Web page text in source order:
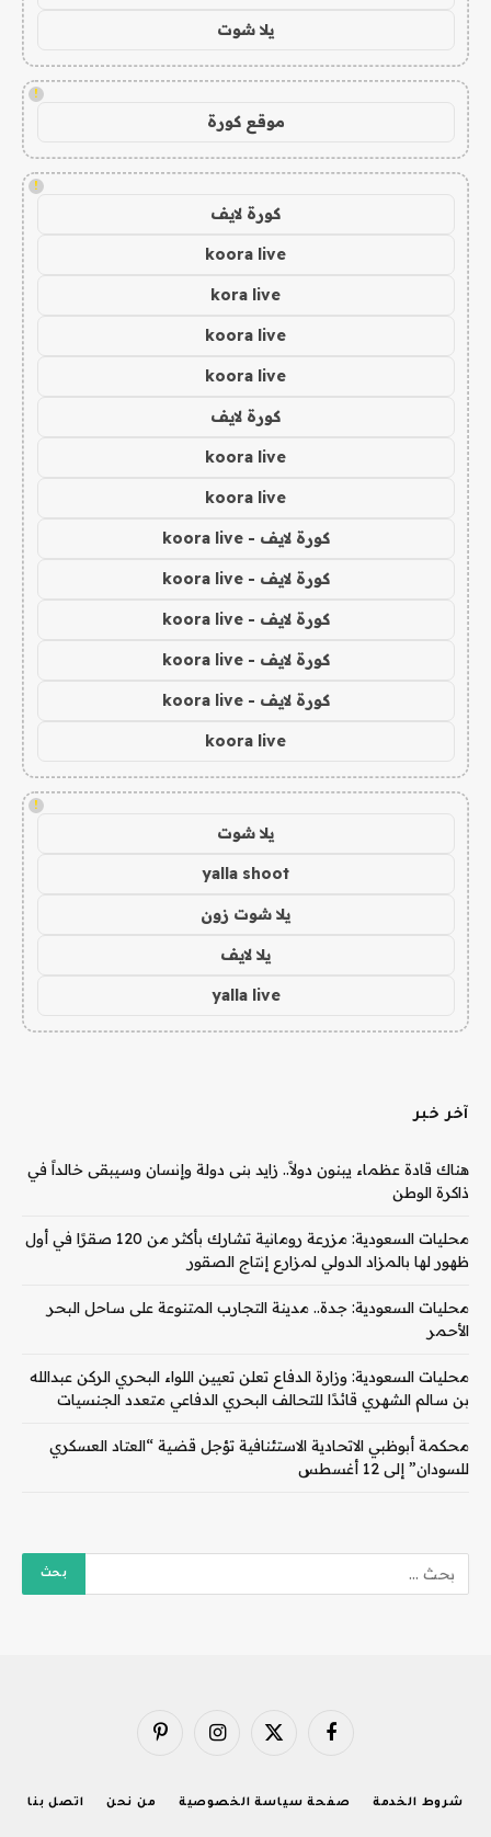
يلا شوت
!
موقع كورة
!
كورة لايف
koora live
kora live
koora live
koora live
كورة لايف
koora live
koora live
كورة لايف - koora live
كورة لايف - koora live
كورة لايف - koora live
كورة لايف - koora live
كورة لايف - koora live
koora live
!
يلا شوت
yalla shoot
يلا شوت زون
يلا لايف
yalla live
آخر خبر
هناك قادة عظماء يبنون دولاً.. زايد بنى دولة وإنسان وسيبقى خالداً في
ذاكرة الوطن
محليات السعودية: مزرعة رومانية تشارك بأكثر من 120 صقرًا في أول
ظهور لها بالمزاد الدولي لمزارع إنتاج الصقور
محليات السعودية: جدة.. مدينة التجارب المتنوعة على ساحل البحر
الأحمر
محليات السعودية: وزارة الدفاع تعلن تعيين اللواء البحري الركن عبدالله
بن سالم الشهري قائدًا للتحالف البحري الدفاعي متعدد الجنسيات
محكمة أبوظبي الاتحادية الاستئنافية تؤجل قضية “العتاد العسكري
للسودان” إلى 12 أغسطس
فيسبوك X
الانستغرامبينتيريست
شروط الخدمة صفحة سياسة الخصوصية من نحن اتصل بنا